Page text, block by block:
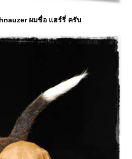
ผมชื่อ แฮร์รี่ ครับ